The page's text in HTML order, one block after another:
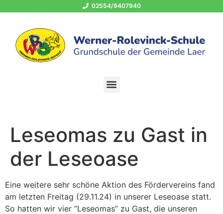
02554/9407940
Leseomas zu Gast in
der Leseoase
Eine weitere sehr schöne Aktion des Fördervereins fand
am letzten Freitag (29.11.24) in unserer Leseoase statt.
So hatten wir vier “Leseomas” zu Gast, die unseren